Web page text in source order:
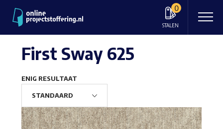
0
STALEN
First Sway 625
ENIG RESULTAAT